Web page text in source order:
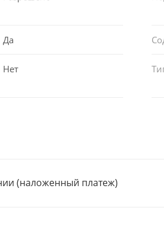
Да
Нет
(наложенный платеж)